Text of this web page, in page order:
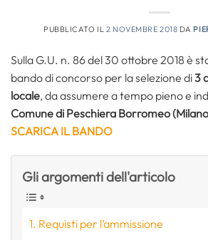
PUBBLICATO IL 2 NOVEMBRE 2018 DA
Sulla G.U. n. 86 del 30 ottobre 2018 è
bando di concorso per la selezione di3
locale, da assumere a tempo pieno e
Comune di Peschiera Borromeo
SCARICA IL BANDO
Gli argomenti dell'articolo
Requisti per l’ammissione